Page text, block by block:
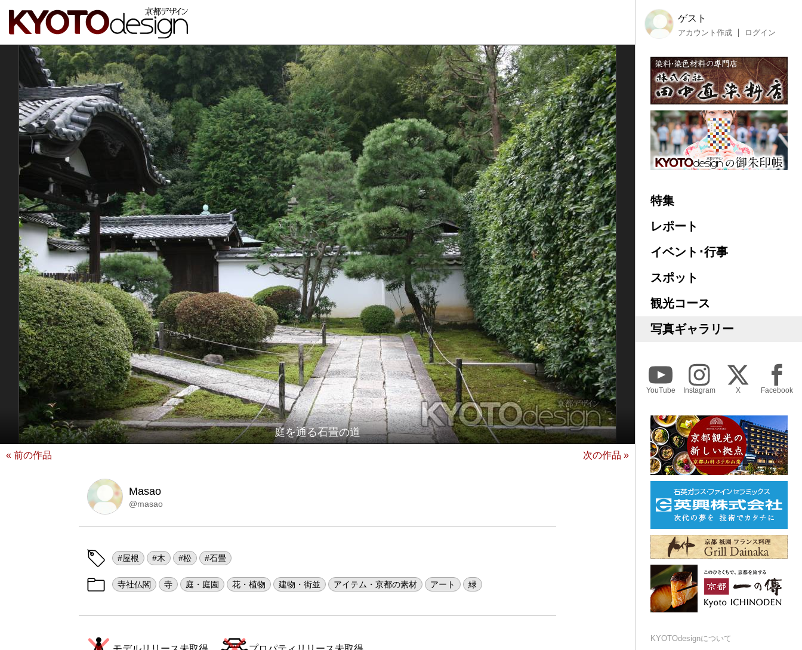
庭を通る石畳の道
« 前の作品 次の作品 »
Masao
@masao
#屋根 #木 #松 #石畳
寺社仏閣 寺 庭・庭園 花・植物 建物・街並 アイテム・京都の素材 アート 緑
ゲスト
アカウント作成 ログイン
特集
レポート
イベント･行事
スポット
観光コース
写真ギャラリー
YouTube Instagram X Facebook
KYOTOdesignについて